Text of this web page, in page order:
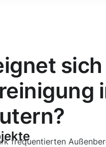
frequentierten